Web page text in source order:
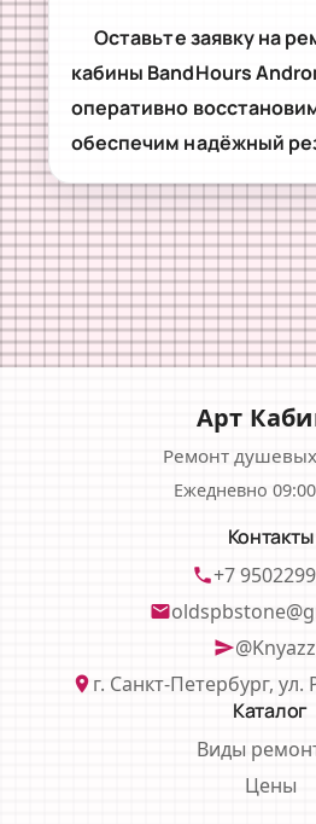
Оставьте заявку на
кабины BandHours
оперативно
обеспечим надёжный
Арт
Ремонт
Ежедневно
Контакты
phone+7
email
send
location_on г. Санкт-Петербург,
Каталог
Виды
Цены